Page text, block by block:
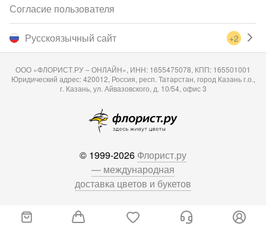
Русскоязычный сайт +2
Согласие пользователя
ООО «ФЛОРИСТ.РУ – ОНЛАЙН», ИНН: 1655475078, КПП: 165501001
Юридический адрес: 420012, Россия, респ. Татарстан, город Казань г.о.,
г. Казань, ул. Айвазовского, д. 10/54, офис 3
© 1999-2026 Флорист.ру
— международная
доставка цветов и букетов